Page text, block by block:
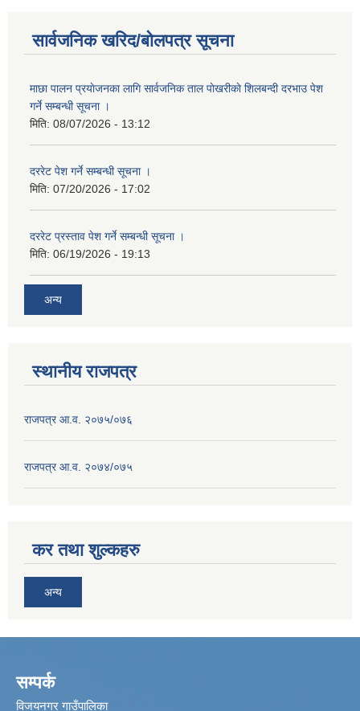
सार्वजनिक खरिद/बोलपत्र सूचना
माछा पालन प्रयाेजनका लागि सार्वजनिक ताल पाेखरीकाे शिलबन्दी दरभाउ पेश
गर्ने सम्बन्धी सूचना ।
मिति: 08/07/2026 - 13:12
दररेट पेश गर्ने सम्बन्धी सूचना ।
मिति: 07/20/2026 - 17:02
दररेट प्रस्ताव पेश गर्ने सम्बन्धी सूचना ।
मिति: 06/19/2026 - 19:13
अन्य
स्थानीय राजपत्र
राजपत्र आ.व. २०७५/०७६
राजपत्र आ.व. २०७४/०७५
कर तथा शुल्कहरु
अन्य
सम्पर्क
विजयनगर गाउँपालिका